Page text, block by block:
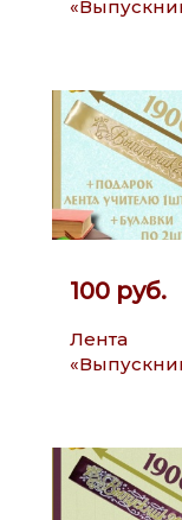
100 руб.
Лента